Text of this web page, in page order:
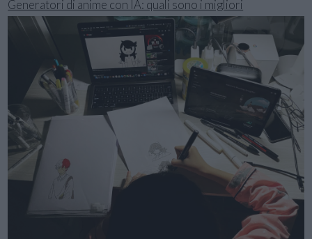
Generatori di anime con IA: quali sono i migliori